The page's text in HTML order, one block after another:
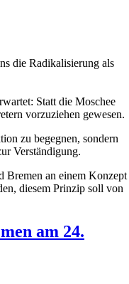
die Radikalisierung als
Statt die Moschee
vorzuziehen gewesen.
zu begegnen, sondern
Verständigung.
Bremen an einem Konzept
diesem Prinzip soll von
am 24.